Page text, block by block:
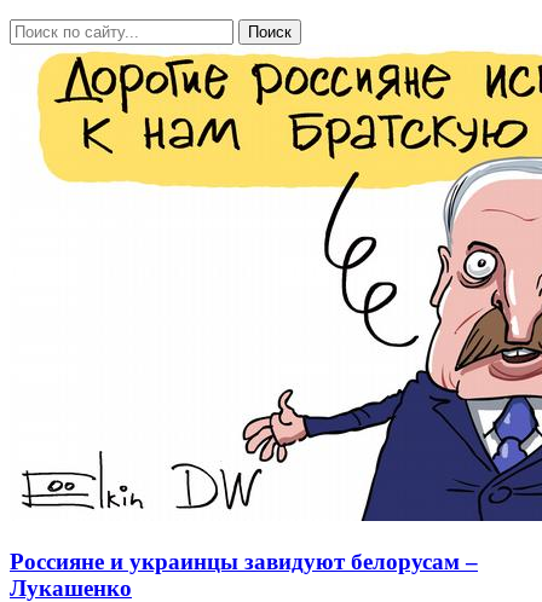
Поиск
Россияне и украинцы завидуют белорусам –
Лукашенко